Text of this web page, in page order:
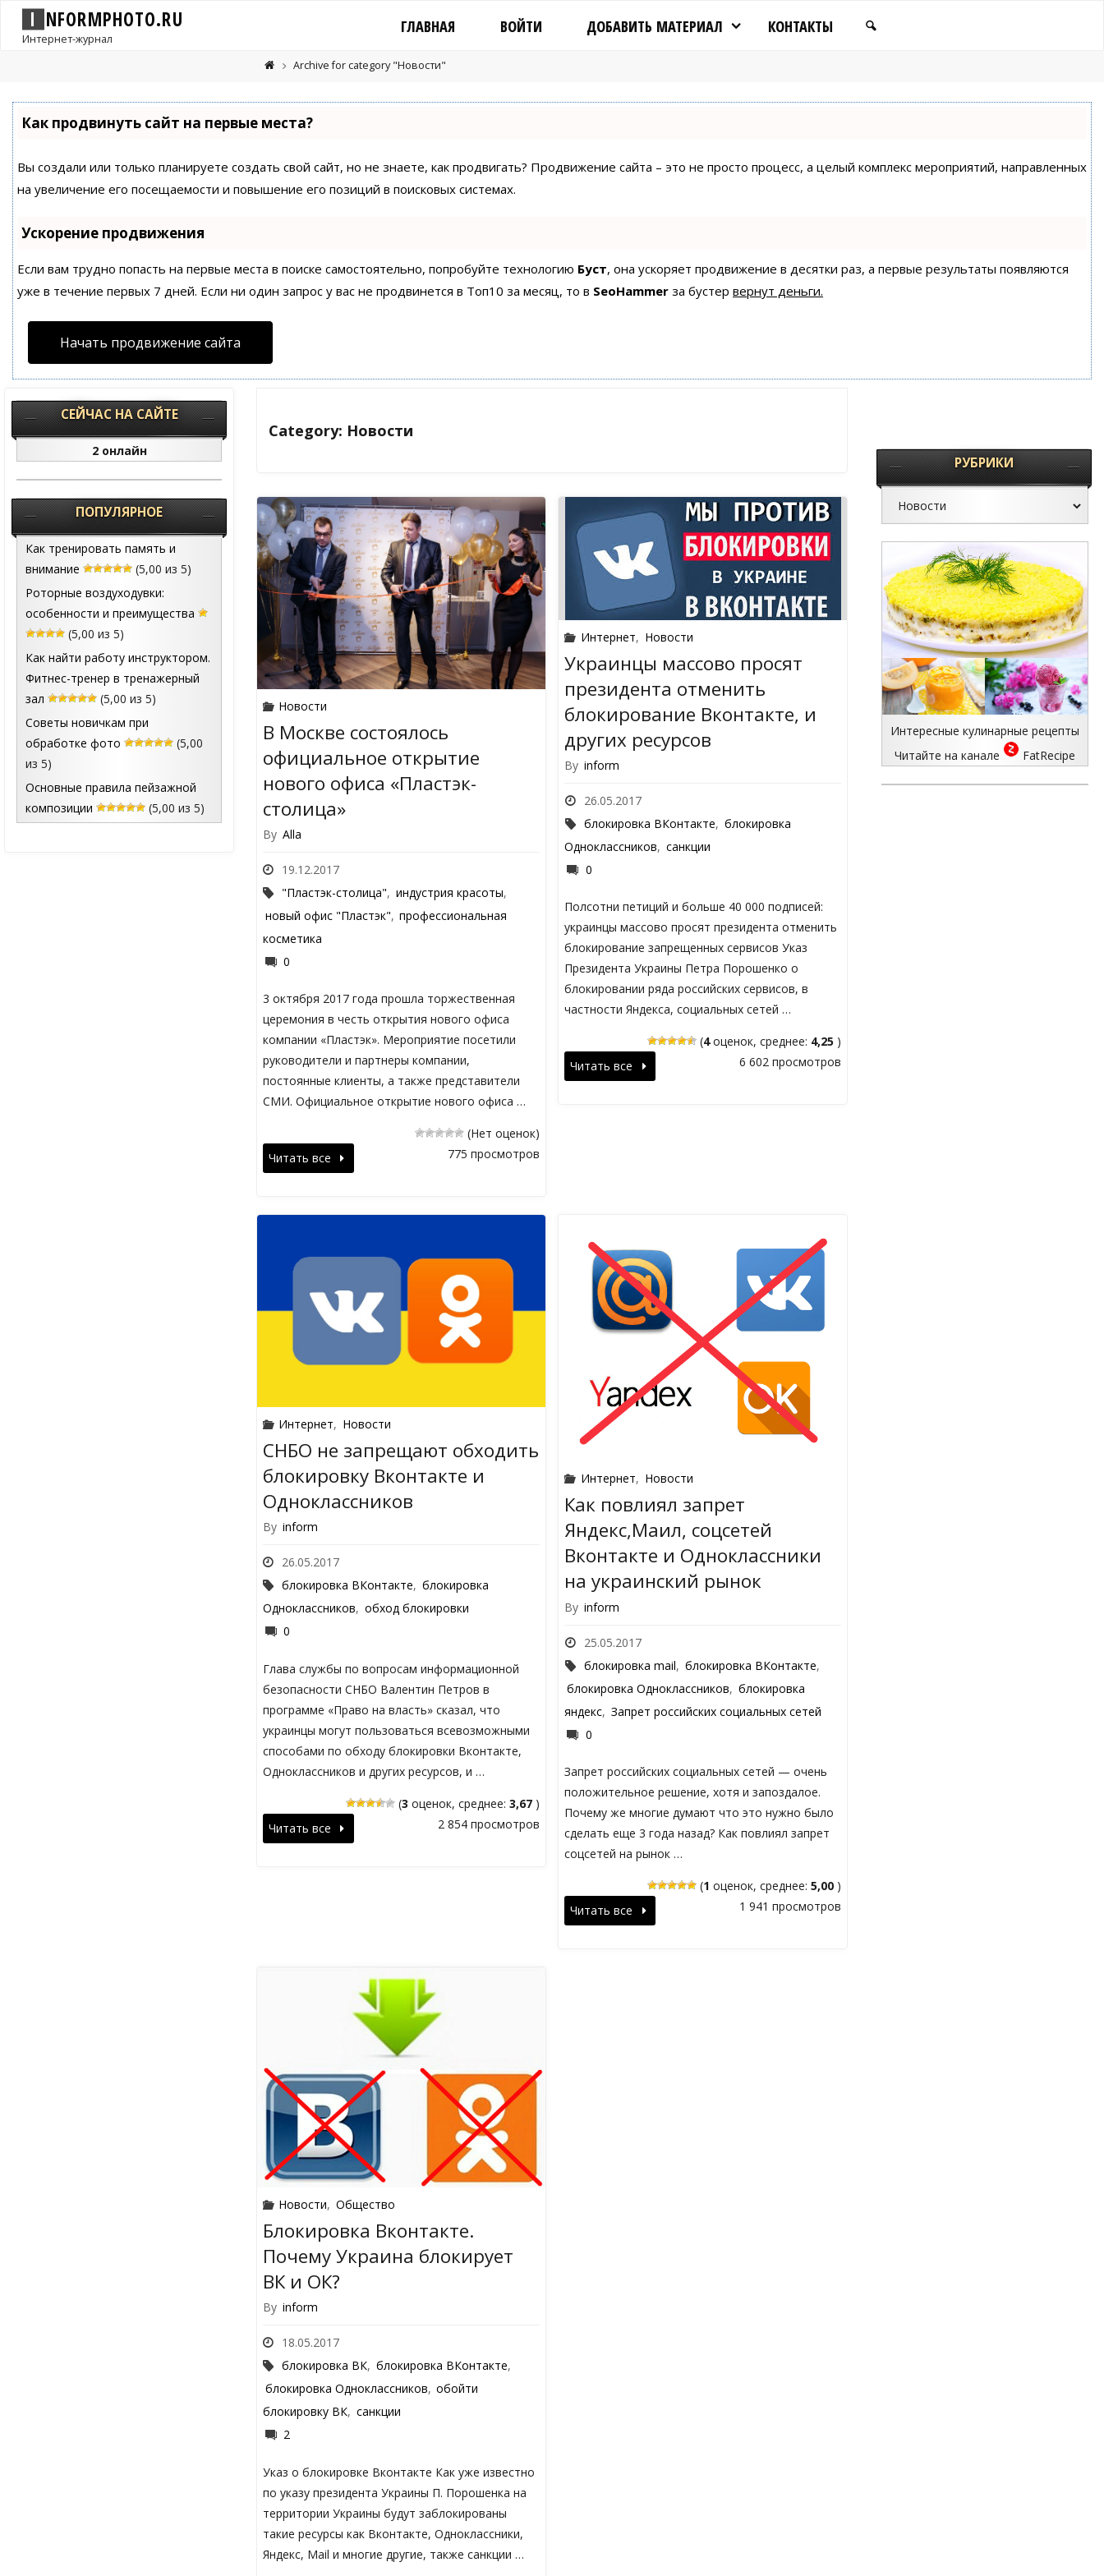
I NFORMPHOTO.RU
Интернет-журнал
ГЛАВНАЯ ВОЙТИ ДОБАВИТЬ МАТЕРИАЛ КОНТАКТЫ
Archive for category "Новости"
Как продвинуть сайт на первые места?
Вы создали или только планируете создать свой сайт, но не знаете, как продвигать? Продвижение сайта – это не просто процесс, а целый комплекс мероприятий, направленных
на увеличение его посещаемости и повышение его позиций в поисковых системах.
Ускорение продвижения
Если вам трудно попасть на первые места в поиске самостоятельно, попробуйте технологию Буст, она ускоряет продвижение в десятки раз, а первые результаты появляются
уже в течение первых 7 дней. Если ни один запрос у вас не продвинется в Топ10 за месяц, то в SeoHammer за бустер вернут деньги.
Начать продвижение сайта
Category: Новости
Новости
В Москве состоялось
официальное открытие
нового офиса «Пластэк-
столица»
By Alla
19.12.2017
"Пластэк-столица", индустрия красоты,
новый офис "Пластэк", профессиональная
косметика
0
3 октября 2017 года прошла торжественная
церемония в честь открытия нового офиса
компании «Пластэк». Мероприятие посетили
руководители и партнеры компании,
постоянные клиенты, а также представители
СМИ. Официальное открытие нового офиса …
(Нет оценок)
775 просмотров
Читать все
Интернет, Новости
Украинцы массово просят
президента отменить
блокирование Вконтакте, и
других ресурсов
By inform
26.05.2017
блокировка ВКонтакте, блокировка
Одноклассников, санкции
0
Полсотни петиций и больше 40 000 подписей:
украинцы массово просят президента отменить
блокирование запрещенных сервисов Указ
Президента Украины Петра Порошенко о
блокировании ряда российских сервисов, в
частности Яндекса, социальных сетей …
(4оценок, среднее: 4,25 )
6 602 просмотров
Читать все
Интернет, Новости
СНБО не запрещают обходить
блокировку Вконтакте и
Одноклассников
By inform
26.05.2017
блокировка ВКонтакте, блокировка
Одноклассников, обход блокировки
0
Глава службы по вопросам информационной
безопасности СНБО Валентин Петров в
программе «Право на власть» сказал, что
украинцы могут пользоваться всевозможными
способами по обходу блокировки Вконтакте,
Одноклассников и других ресурсов, и …
(3 оценок, среднее: 3,67)
2 854 просмотров
Читать все
Интернет, Новости
Как повлиял запрет
Яндекс,Маил, соцсетей
Вконтакте и Одноклассники
на украинский рынок
By inform
25.05.2017
блокировка mail, блокировка ВКонтакте,
блокировка Одноклассников, блокировка
яндекс, Запрет российских социальных сетей
0
Запрет российских социальных сетей — очень
положительное решение, хотя и запоздалое.
Почему же многие думают что это нужно было
сделать еще 3 года назад? Как повлиял запрет
соцсетей на рынок …
(1 оценок, среднее:5,00 )
1 941 просмотров
Читать все
Новости, Общество
Блокировка Вконтакте.
Почему Украина блокирует
ВК и ОК?
By inform
18.05.2017
блокировка ВК, блокировка ВКонтакте,
блокировка Одноклассников, обойти
блокировку ВК, санкции
2
Указ о блокировке Вконтакте Как уже известно
по указу президента Украины П. Порошенка на
территории Украины будут заблокированы
такие ресурсы как Вконтакте, Одноклассники,
Яндекс, Mail и многие другие, также санкции …
СЕЙЧАС НА САЙТЕ
2 онлайн
ПОПУЛЯРНОЕ
Как тренировать память и
внимание
(5,00 из 5)
Роторные воздуходувки:
особенности и преимущества
(5,00 из 5)
Как найти работу инструктором.
Фитнес-тренер в тренажерный
зал
(5,00 из 5)
Советы новичкам при
обработке фото
(5,00
из 5)
Основные правила пейзажной
композиции
(5,00 из 5)
РУБРИКИ
Интересные кулинарные рецепты
Читайте на канале
FatRecipe